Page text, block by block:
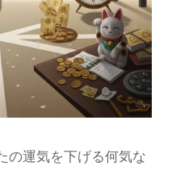
の運気を下げる何気な